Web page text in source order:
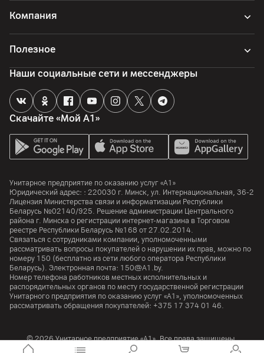
Компания
Полезное
Скачайте «Мой А1»
Наши социальные сети и мессенджеры
Унитарное предприятие по оказанию услуг «А1»
Юридический адрес: : 220030 г. Минск, ул. Интернациональная, 36-2
Лицензия Министерства связи и информатизации Республики
Беларусь №02140/925. Решение администрации Центрального
района г. Минска о регистрации интернет-магазина в Торговом
реестре Республики Беларусь №168 от 27.02.2014.
Связаться с сотрудниками компании, уполномоченными
рассматривать вопросы покупателей о нарушении их прав, можно по
номеру 150 (бесплатно из сети любого оператора Республики
Беларусь). Электронная почта: 150@A1.by.
Номер телефона работников местных исполнительных и
распорядительных органов по месту государственной регистрации
Унитарного предприятия по оказанию услуг «А1», уполномоченных
рассматривать обращения покупателей: +375 17 374 01 46.
© 2026 Унитарное предприятие «А1». Все права защищены.
A1 Austria
A1 Croatia A1 Bulgaria A1 Macedonia A1 Slovenia